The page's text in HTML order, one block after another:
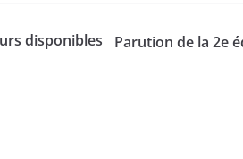
disponibles
Parution de la 2e